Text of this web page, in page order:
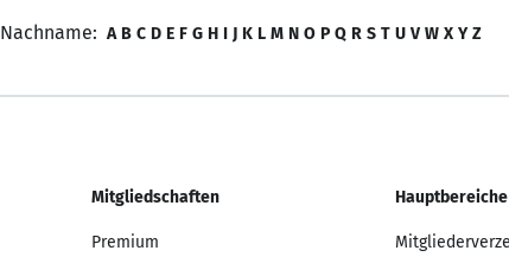
Nachname: A B C D E F G H I J K L M N O P Q R S T U V W X Y Z
Mitgliedschaften
Premium
Hauptbereiche